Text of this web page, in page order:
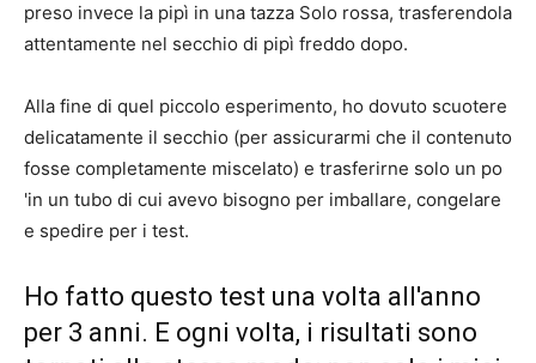
preso invece la pipì in una tazza Solo rossa, trasferendola
attentamente nel secchio di pipì freddo dopo.
Alla fine di quel piccolo esperimento, ho dovuto scuotere
delicatamente il secchio (per assicurarmi che il contenuto
fosse completamente miscelato) e trasferirne solo un po
'in un tubo di cui avevo bisogno per imballare, congelare
e spedire per i test.
Ho fatto questo test una volta all'anno
per 3 anni. E ogni volta, i risultati sono